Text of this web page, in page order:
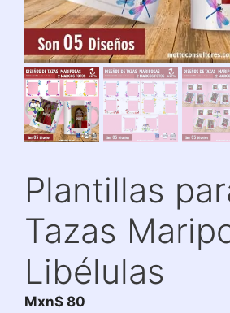
Plantillas
Tazas
Libélulas
Mxn$ 80